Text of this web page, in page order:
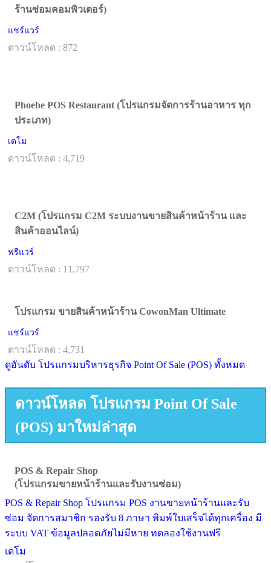
ร้านซ่อมคอมพิวเตอร์)
แชร์แวร์
ดาวน์โหลด : 872
Phoebe POS Restaurant (โปรแกรมจัดการร้านอาหาร ทุก
ประเภท)
เดโม
ดาวน์โหลด : 4,719
C2M (โปรแกรม C2M ระบบงานขายสินค้าหน้าร้าน และ
สินค้าออนไลน์)
ฟรีแวร์
ดาวน์โหลด : 11,797
โปรแกรม ขายสินค้าหน้าร้าน CowonMan Ultimate
แชร์แวร์
ดาวน์โหลด : 4,731
ดูอันดับ โปรแกรมบริหารธุรกิจ Point Of Sale (POS) ทั้งหมด
ดาวน์โหลด โปรแกรม Point Of Sale
(POS) มาใหม่ล่าสุด
POS & Repair Shop
(โปรแกรมขายหน้าร้านและรับงานซ่อม)
POS & Repair Shop โปรแกรม POS งานขายหน้าร้านและรับ
ซ่อม จัดการสมาชิก รองรับ 8 ภาษา พิมพ์ใบเสร็จได้ทุกเครื่อง มี
ระบบ VAT ข้อมูลปลอดภัยไม่มีหาย ทดลองใช้งานฟรี
เดโม